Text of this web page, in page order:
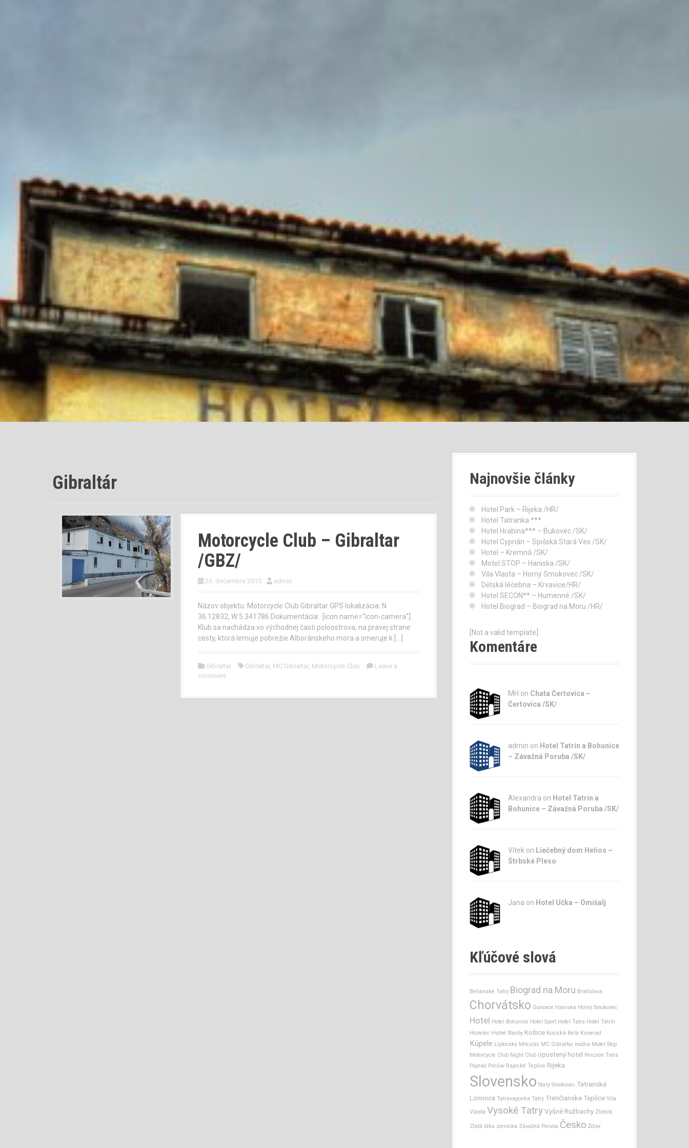
Gibraltár
Motorcycle Club – Gibraltar
/GBZ/
26. decembra 2015 admin
Názov objektu: Motorcycle Club Gibraltar GPS lokalizácia: N
36.12832, W 5.341786 Dokumentácia: [icon name=“icon-camera“]
Klub sa nachádza vo východnej časti poloostrova, na pravej strane
cesty, ktorá lemuje pobrežie Alboránskeho mora a smeruje k […]
Gibraltár Gibraltar, MC Gibraltar, Motorcycle Club
Leave a
comment
Najnovšie články
Hotel Park – Rijeka /HR/
Hotel Tatranka ***
Hotel Hrabina*** – Bukovec /SK/
Hotel Cyprián – Spišská Stará Ves /SK/
Hotel – Kremná /SK/
Motel STOP – Haniska /SK/
Vila Vlasta – Horný Smokovec /SK/
Dětská léčebna – Krvavice/HR/
Hotel SECON** – Humenné /SK/
Hotel Biograd – Biograd na Moru /HR/
[Not a valid template]
Komentáre
MH on Chata Čertovica –
Čertovica /SK/
admin on Hotel Tatrín a Bohunice
– Závažná Poruba /SK/
Alexandra on Hotel Tatrín a
Bohunice – Závažná Poruba /SK/
Vítek on Liečebný dom Helios –
Štrbské Pleso
Jana on Hotel Učka – Omišalj
Kľúčové slová
Belianske Tatry Biograd na Moru Bratislava
Chorvátsko Ganovce Haniska Horný Smokovec
Hotel Hotel Bohunice Hotel Sport Hotel Tatra Hotel Tatrín
Hozelec Hutné Stavby Košice Košická Belá Kunerad
Kúpele Liptovský Mikuláš MC Gibraltar modra Motel Stop
Motorcycle Club Night Club opustený hotel Penzión Tatra
Poprad Prešov Rajecké Teplice Rijeka
Slovensko Starý Smokovec Tatranská
Lomnica Tatravagonka Tatry Trenčianske Teplice Vila
Vlasta Vysoké Tatry Vyšné Ružbachy Zlatník
Zlatá Idka zornicka Závažná Poruba Česko Ždiar